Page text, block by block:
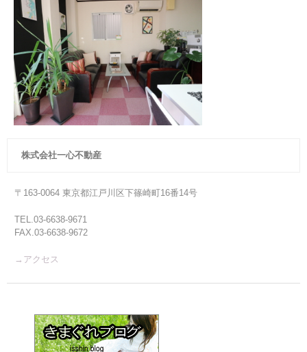
株式会社一心不動産
〒163-0064 東京都江戸川区下篠崎町16番14号
TEL.03-6638-9671
FAX.03-6638-9672
→アクセス